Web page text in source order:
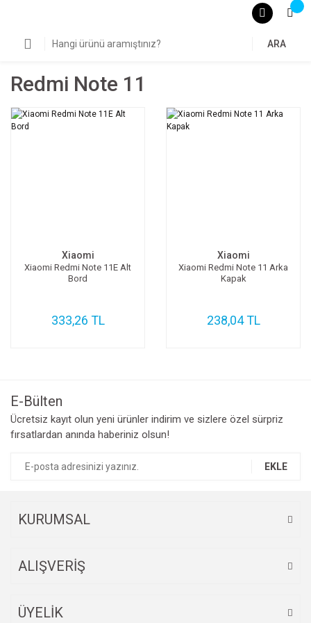
ARA
Redmi Note 11
Xiaomi
Xiaomi Redmi Note 11E Alt
Bord
333,26 TL
Xiaomi
Xiaomi Redmi Note 11 Arka
Kapak
238,04 TL
E-Bülten
Ücretsiz kayıt olun yeni ürünler indirim ve sizlere özel sürpriz
fırsatlardan anında haberiniz olsun!
EKLE
KURUMSAL
ALIŞVERİŞ
ÜYELİK